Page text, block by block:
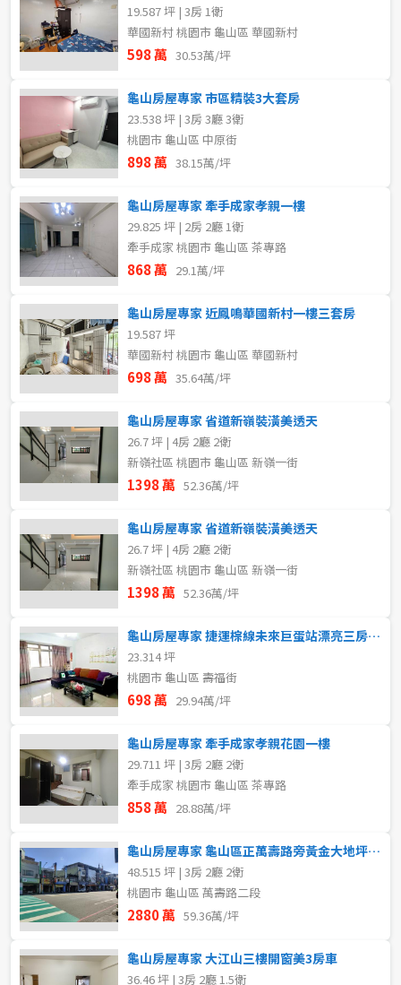
19.587 坪 | 3房 1衛
華國新村 桃園市 龜山區 華國新村
598 萬 30.53萬/坪
龜山房屋專家 市區精裝3大套房
23.538 坪 | 3房 3廳 3衛
桃園市 龜山區 中原街
898 萬 38.15萬/坪
龜山房屋專家 牽手成家孝親一樓
29.825 坪 | 2房 2廳 1衛
牽手成家 桃園市 龜山區 茶專路
868 萬 29.1萬/坪
龜山房屋專家 近鳳鳴華國新村一樓三套房
19.587 坪
華國新村 桃園市 龜山區 華國新村
698 萬 35.64萬/坪
龜山房屋專家 省道新嶺裝潢美透天
26.7 坪 | 4房 2廳 2衛
新嶺社區 桃園市 龜山區 新嶺一街
1398 萬 52.36萬/坪
龜山房屋專家 省道新嶺裝潢美透天
26.7 坪 | 4房 2廳 2衛
新嶺社區 桃園市 龜山區 新嶺一街
1398 萬 52.36萬/坪
龜山房屋專家 捷運棕線未來巨蛋站漂亮三房美寓
23.314 坪
桃園市 龜山區 壽福街
698 萬 29.94萬/坪
龜山房屋專家 牽手成家孝親花園一樓
29.711 坪 | 3房 2廳 2衛
牽手成家 桃園市 龜山區 茶專路
858 萬 28.88萬/坪
龜山房屋專家 龜山區正萬壽路旁黃金大地坪透天店面
48.515 坪 | 3房 2廳 2衛
桃園市 龜山區 萬壽路二段
2880 萬 59.36萬/坪
龜山房屋專家 大江山三樓開窗美3房車
36.46 坪 | 3房 2廳 1.5衛